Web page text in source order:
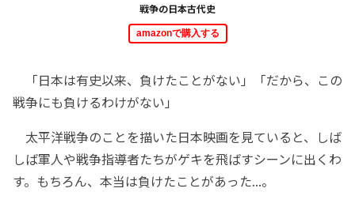
戦争の日本古代史
amazonで購入する
「日本は有史以来、負けたことがない」「だから、この
戦争にも負けるわけがない」
太平洋戦争のことを描いた日本映画を見ていると、しば
しば軍人や戦争指導者たちがゲキを飛ばすシーンに出くわ
す。もちろん、本当は負けたことがあった...。